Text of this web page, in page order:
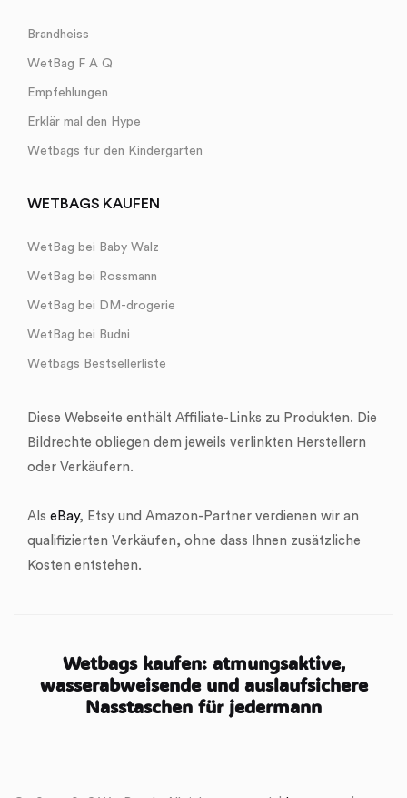
Brandheiss
WetBag F A Q
Empfehlungen
Erklär mal den Hype
Wetbags für den Kindergarten
WETBAGS KAUFEN
WetBag bei Baby Walz
WetBag bei Rossmann
WetBag bei DM-drogerie
WetBag bei Budni
Wetbags Bestsellerliste
Diese Webseite enthält Affiliate-Links zu Produkten. Die
Bildrechte obliegen dem jeweils verlinkten Herstellern
oder Verkäufern.
Als eBay, Etsy und Amazon-Partner verdienen wir an
qualifizierten Verkäufen, ohne dass Ihnen zusätzliche
Kosten entstehen.
Wetbags kaufen: atmungsaktive,
wasserabweisende und auslaufsichere
Nasstaschen für jedermann